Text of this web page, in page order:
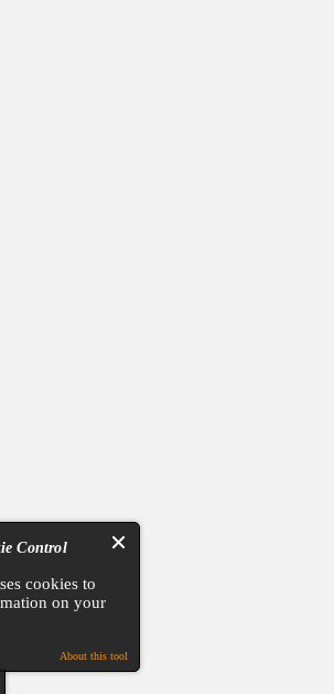
Control
cookies to
on your
About this tool